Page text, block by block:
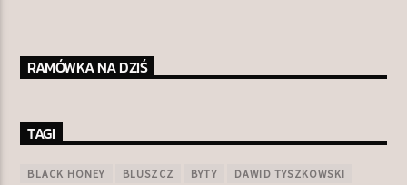
RAMÓWKA NA DZIŚ
TAGI
BLACK HONEY BLUSZCZ BYTY DAWID TYSZKOWSKI